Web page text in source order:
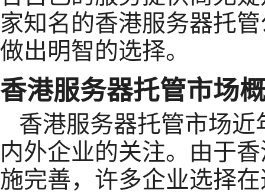
家知名的香港服务器托
做出明智的选择。
香港服务器托管市场
香港服务器托管市场
内外企业的关注。由于
施完善，许多企业选择